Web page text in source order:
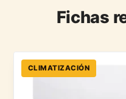
Fichas
CLIMATIZACIÓN